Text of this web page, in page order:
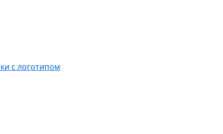
с логотипом